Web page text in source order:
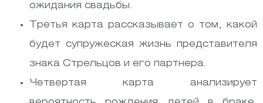
ожидания свадьбы.
Третья карта рассказывает о том, какой
будет супружеская жизнь представителя
знака Стрельцов и его партнера.
Четвертая карта анализирует